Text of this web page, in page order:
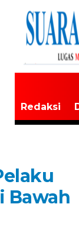
Redaksi
Bawah